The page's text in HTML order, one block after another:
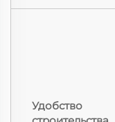
Удобство